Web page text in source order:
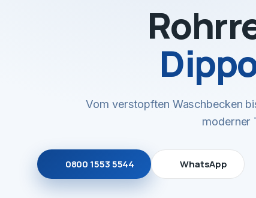
Vom verstopften Waschbecken
moderner
0800 1553 5544 WhatsApp